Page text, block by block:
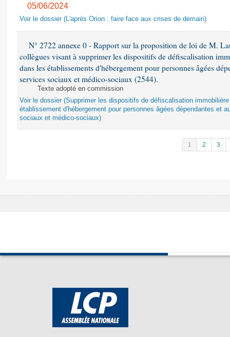
05/06/2024
Voir le dossier (L'après Orion : faire face aux crises de demain)
N° 2722 annexe 0 - Rapport sur la proposition de loi de M.
collègues visant à supprimer les dispositifs de défiscalisation
dans les établissements d'hébergement pour personnes âgées
services sociaux et médico-sociaux (2544).
Texte adopté en commission
Voir le dossier (Supprimer les dispositifs de défiscalisation
établissement d'hébergement pour personnes âgées dépendantes et
sociaux et médico-sociaux)
1 2 3